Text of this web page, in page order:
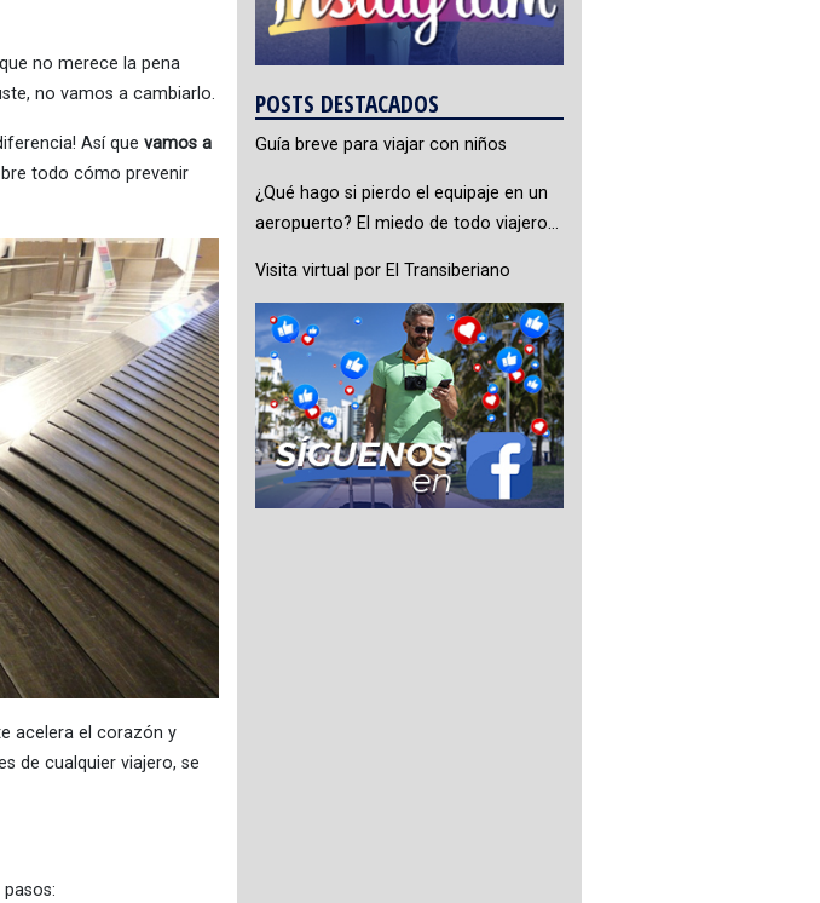
no merece la pena
no vamos a cambiarlo.
Así que vamos a
todo cómo prevenir
acelera el corazón y
de cualquier viajero, se
POSTS DESTACADOS
Guía breve para viajar con niños
¿Qué hago si pierdo el equipaje en un
aeropuerto? El miedo de todo viajero…
Visita virtual por El Transiberiano